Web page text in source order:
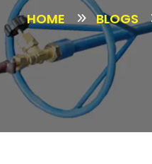
HOME BLOGS